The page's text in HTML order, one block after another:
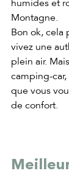
humides et
Montagne.
Bon ok, cela
vivez une
plein air.
camping-
que vous
de confort.